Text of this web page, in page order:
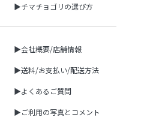
▶チマチョゴリの選び方
▶会社概要/店舗情報
▶送料/お支払い/配送方法
▶よくあるご質問
▶ご利用の写真とコメント